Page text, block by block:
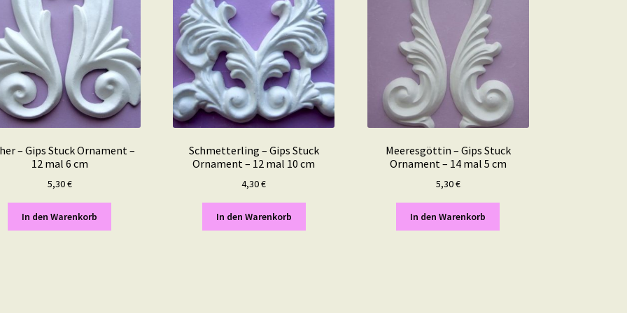
– Gips Stuck Ornament –
12 mal 6 cm
5,30€
In den Warenkorb
Schmetterling – Gips Stuck
Ornament – 12 mal 10 cm
4,30€
In den Warenkorb
Meeresgöttin – Gips Stuck
Ornament – 14 mal 5 cm
5,30€
In den Warenkorb